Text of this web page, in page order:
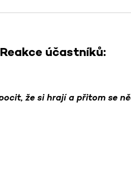
Reakce účastníků:
že si hrají a přitom se